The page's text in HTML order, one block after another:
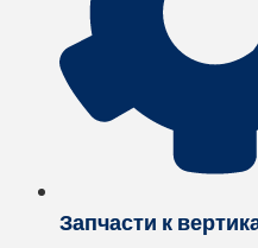
Запчасти к